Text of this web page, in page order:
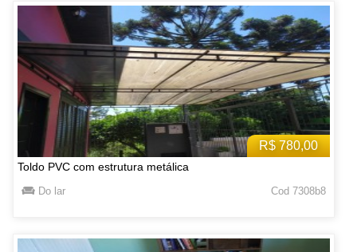
R$ 780,00
Toldo PVC com estrutura metálica
Do lar Cod 7308b8